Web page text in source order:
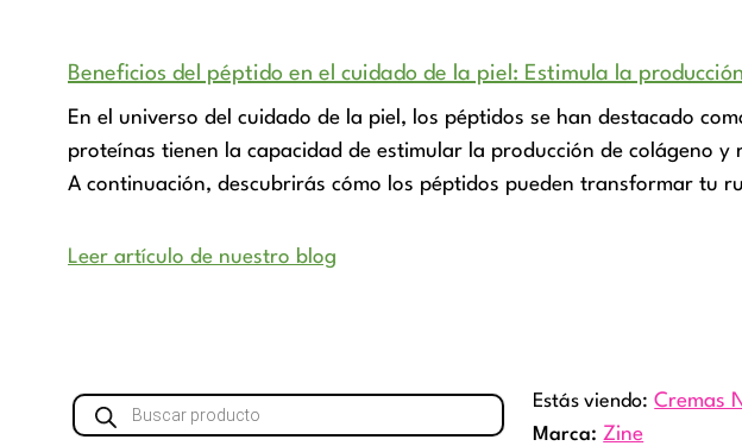
Beneficios del péptido en el cuidado de la piel: Estimula la
En el universo del cuidado de la piel, los péptidos se han destacado
proteínas tienen la capacidad de estimular la producción de colágeno
A continuación, descubrirás cómo los péptidos pueden transformar tu
Leer artículo de nuestro blog
Búsqueda
de
Estás viendo: Cremas
Marca:Zine